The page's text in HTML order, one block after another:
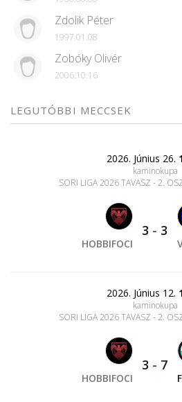
Zdolik Péter
1997.01.08
Zobóky Olivér
2006.10.16
LEGUTÓBBI MECCSEK
2026. Június 26.
kaminokupa
SORI LIGA 2026 TAVASZ - 2.
HOBBIFOCI
3 - 3
2026. Június 12.
kaminokupa
SORI LIGA 2026 TAVASZ - 2.
HOBBIFOCI
3 - 7